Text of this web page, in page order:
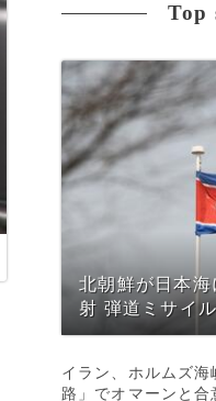
Top
北朝鮮が日本
射 弾道ミサイ
イラン、ホルムズ海
路」でオマーンと合